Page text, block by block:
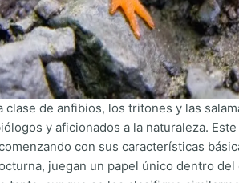
de anfibios, los tritones y las
y aficionados a la naturaleza.
con sus características
juegan un papel único dentro